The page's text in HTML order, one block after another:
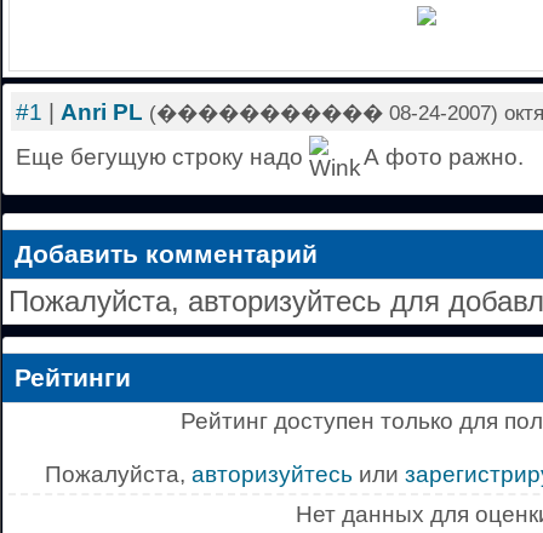
#1 Anri PL (����������� 08-24-2007)
Еще бегущую строку надо А фото ражно.
Добавить комментарий
Пожалуйста, авторизуйтесь для
Рейтинги
Рейтинг доступен только для
Пожалуйста, авторизуйтесь или
Нет данных для